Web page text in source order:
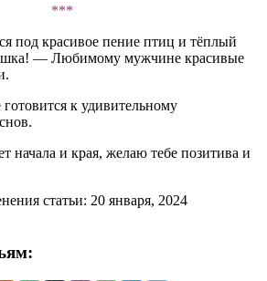
***
под красивое пение птиц и тёплый
— Любимому мужчине красивые
к удивительному
начала и края, желаю тебе позитива и
статьи: 20 января, 2024